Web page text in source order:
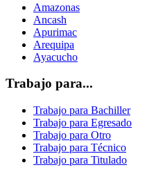
Amazonas
Ancash
Apurimac
Arequipa
Ayacucho
Trabajo para...
Trabajo para Bachiller
Trabajo para Egresado
Trabajo para Otro
Trabajo para Técnico
Trabajo para Titulado